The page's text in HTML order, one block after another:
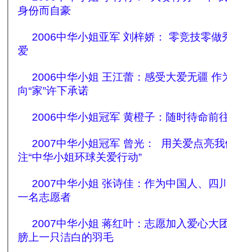
身份而自豪
2006中华小姐亚军 刘梓娇： 零竞技零做
爱
2006中华小姐 王江蕾：感受大爱无疆 作
向“家”许下承诺
2006中华小姐冠军 黄橙子：随时待命前
2007中华小姐冠军 曾光： 用关爱点亮
注“中华小姐环球关爱行动”
2007中华小姐 张诗佳：作为中国人、四
一名志愿者
2007中华小姐 蒋红叶：志愿加入爱心大
膀上一只洁白的羽毛